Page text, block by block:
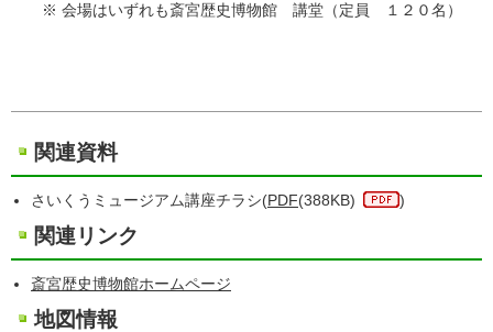
※ 会場はいずれも斎宮歴史博物館 講堂（定員 １２０名）
関連資料
さいくうミュージアム講座チラシ(PDF(388KB) )
関連リンク
斎宮歴史博物館ホームページ
地図情報